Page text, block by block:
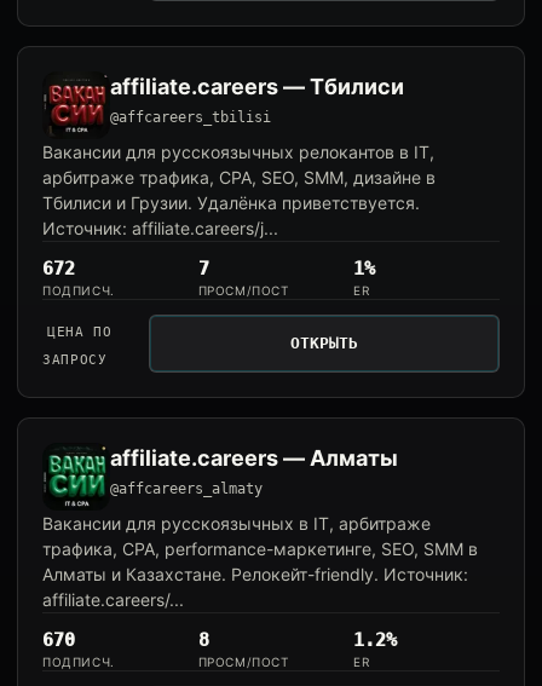
affiliate.careers — Тбилиси
@affcareers_tbilisi
Вакансии для русскоязычных релокантов в IT,
арбитраже трафика, CPA, SEO, SMM, дизайне в
Тбилиси и Грузии. Удалёнка приветствуется.
Источник: affiliate.careers/j...
672
ПОДПИСЧ.
7
ПРОСМ/ПОСТ
1%
ER
ЦЕНА ПО
ЗАПРОСУ
ОТКРЫТЬ
affiliate.careers — Алматы
@affcareers_almaty
Вакансии для русскоязычных в IT, арбитраже
трафика, CPA, performance-маркетинге, SEO, SMM в
Алматы и Казахстане. Релокейт-friendly. Источник:
affiliate.careers/...
670
ПОДПИСЧ.
8
ПРОСМ/ПОСТ
1.2%
ER